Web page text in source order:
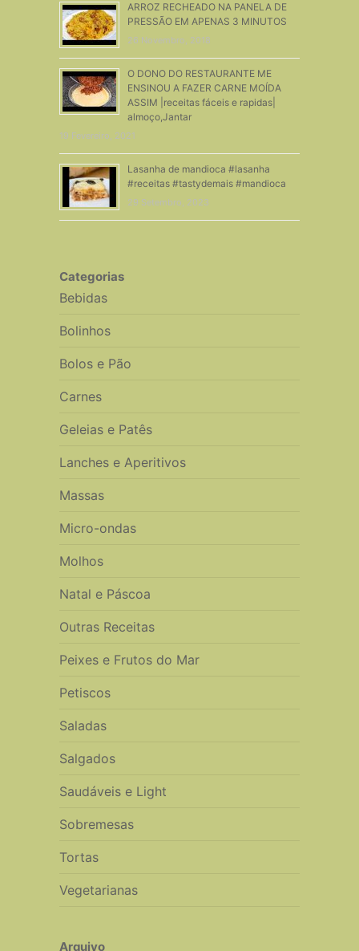
ARROZ RECHEADO NA PANELA DE
PRESSÃO EM APENAS 3 MINUTOS
26 Novembro, 2018
O DONO DO RESTAURANTE ME
ENSINOU A FAZER CARNE MOÍDA
ASSIM |receitas fáceis e rapidas|
almoço,Jantar
19 Fevereiro, 2021
Lasanha de mandioca #lasanha
#receitas #tastydemais #mandioca
29 Setembro, 2023
Categorias
Bebidas
Bolinhos
Bolos e Pão
Carnes
Geleias e Patês
Lanches e Aperitivos
Massas
Micro-ondas
Molhos
Natal e Páscoa
Outras Receitas
Peixes e Frutos do Mar
Petiscos
Saladas
Salgados
Saudáveis e Light
Sobremesas
Tortas
Vegetarianas
Arquivo